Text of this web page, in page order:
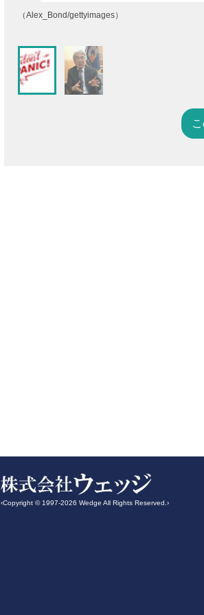
（Alex_Bond/gettyimages）
‹Copyright © 1997-2026 Wedge All Rights Reserved.›